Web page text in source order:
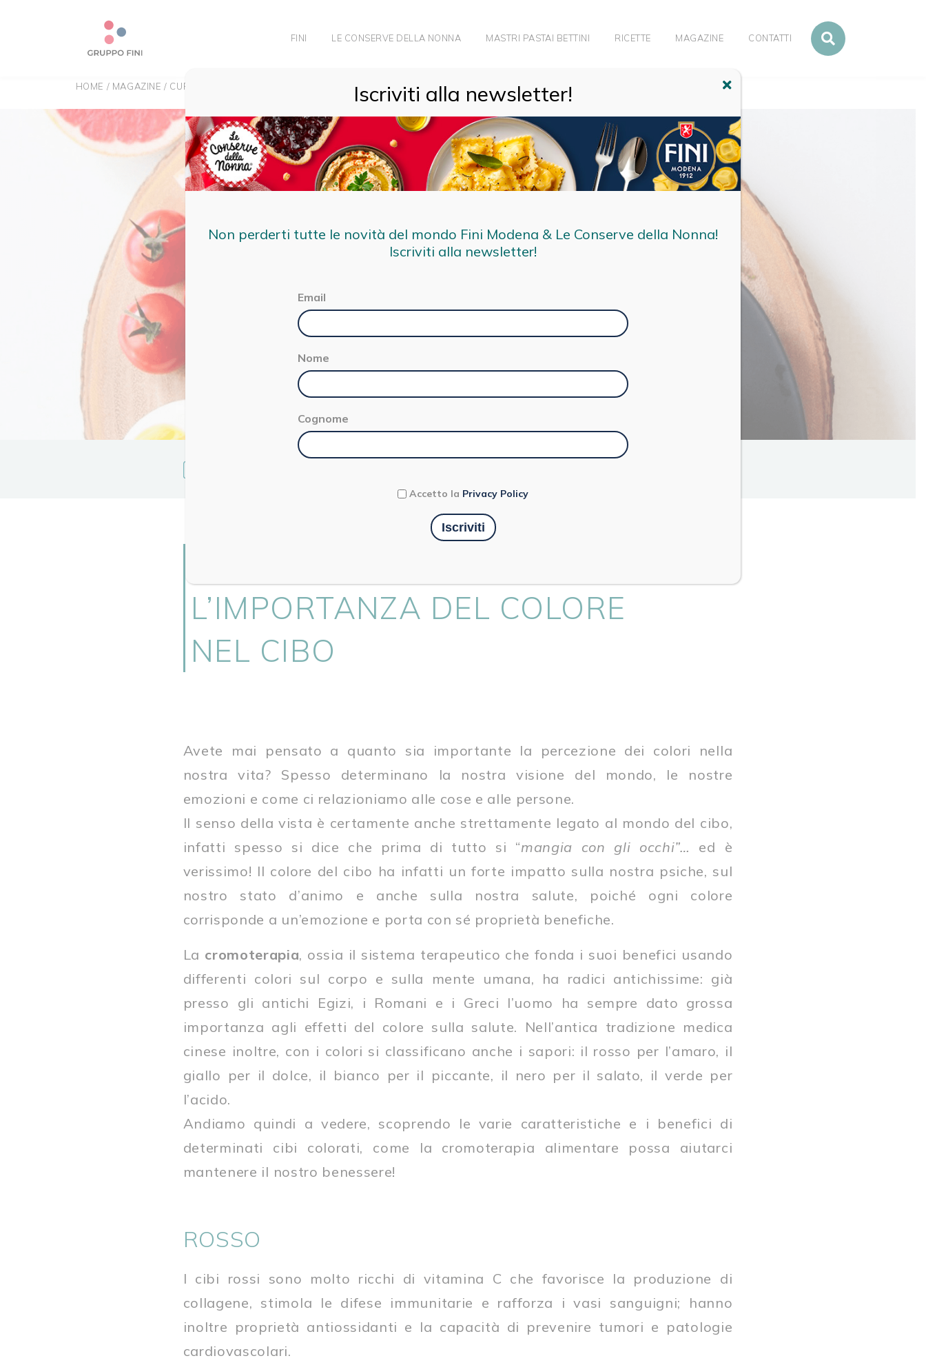
FINI LE CONSERVE DELLA NONNA MASTRI PASTAI BETTINI RICETTE MAGAZINE CONTATTI
HOME / MAGAZINE / CURIOSITÀ CROMOTERAPIA A TAVOLA: L’IMPORTANZA DEL COLORE NEL CIBO
L’IMPORTANZA DEL COLORE
NEL CIBO
Avete mai pensato a quanto sia importante la percezione dei colori nella
nostra vita? Spesso determinano la nostra visione del mondo, le nostre
emozioni e come ci relazioniamo alle cose e alle persone.
Il senso della vista è certamente anche strettamente legato al mondo del cibo,
infatti spesso si dice che prima di tutto si “mangia con gli occhi”… ed è
verissimo! Il colore del cibo ha infatti un forte impatto sulla nostra psiche, sul
nostro stato d’animo e anche sulla nostra salute, poiché ogni colore
corrisponde a un’emozione e porta con sé proprietà benefiche.
La cromoterapia, ossia il sistema terapeutico che fonda i suoi benefici usando
differenti colori sul corpo e sulla mente umana, ha radici antichissime: già
presso gli antichi Egizi, i Romani e i Greci l’uomo ha sempre dato grossa
importanza agli effetti del colore sulla salute. Nell’antica tradizione medica
cinese inoltre, con i colori si classificano anche i sapori: il rosso per l’amaro, il
giallo per il dolce, il bianco per il piccante, il nero per il salato, il verde per
l’acido.
Andiamo quindi a vedere, scoprendo le varie caratteristiche e i benefici di
determinati cibi colorati, come la cromoterapia alimentare possa aiutarci
mantenere il nostro benessere!
ROSSO
I cibi rossi sono molto ricchi di vitamina C che favorisce la produzione di
collagene, stimola le difese immunitarie e rafforza i vasi sanguigni; hanno
inoltre proprietà antiossidanti e la capacità di prevenire tumori e patologie
cardiovascolari.
Iscriviti alla newsletter!
Non perderti tutte le novità del mondo Fini Modena & Le Conserve della Nonna!
Iscriviti alla newsletter!
Email
Nome
Cognome
Accetto la Privacy Policy